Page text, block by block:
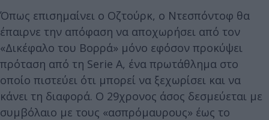
Όπως επισημαίνει ο Οζτούρκ, ο Ντεσπόντοφ θα
έπαιρνε την απόφαση να αποχωρήσει από τον
«Δικέφαλο του Βορρά» μόνο εφόσον προκύψει
πρόταση από τη Serie A, ένα πρωτάθλημα στο
οποίο πιστεύει ότι μπορεί να ξεχωρίσει και να
κάνει τη διαφορά. Ο 29χρονος άσος δεσμεύεται με
συμβόλαιο με τους «ασπρόμαυρους» έως το